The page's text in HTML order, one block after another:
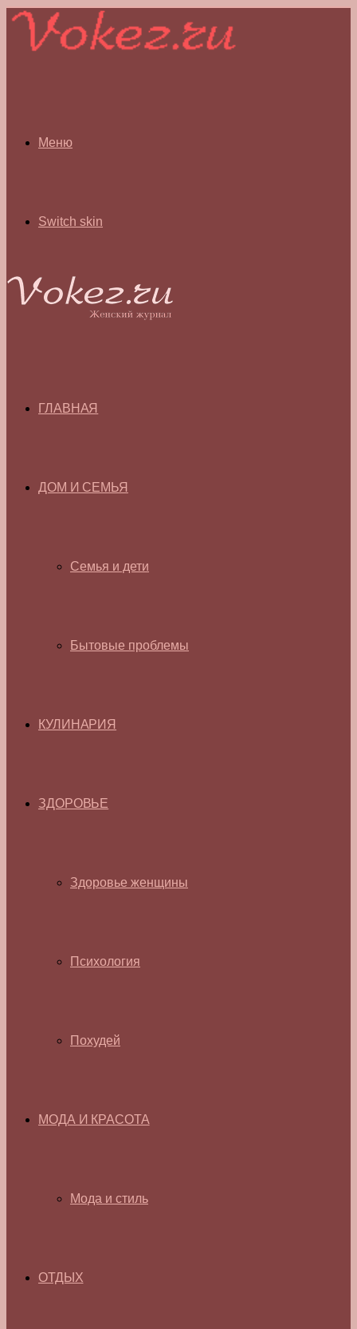
Меню
Switch skin
ГЛАВНАЯ
ДОМ И СЕМЬЯ
Семья и дети
Бытовые проблемы
КУЛИНАРИЯ
ЗДОРОВЬЕ
Здоровье женщины
Психология
Похудей
МОДА И КРАСОТА
Мода и стиль
ОТДЫХ